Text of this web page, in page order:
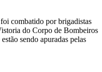
combatido por brigadistas
do Corpo de Bombeiros
sendo apuradas pelas